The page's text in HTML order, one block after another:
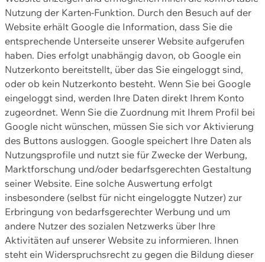
Nutzung der Karten-Funktion. Durch den Besuch auf der
Website erhält Google die Information, dass Sie die
entsprechende Unterseite unserer Website aufgerufen
haben. Dies erfolgt unabhängig davon, ob Google ein
Nutzerkonto bereitstellt, über das Sie eingeloggt sind,
oder ob kein Nutzerkonto besteht. Wenn Sie bei Google
eingeloggt sind, werden Ihre Daten direkt Ihrem Konto
zugeordnet. Wenn Sie die Zuordnung mit Ihrem Profil bei
Google nicht wünschen, müssen Sie sich vor Aktivierung
des Buttons ausloggen. Google speichert Ihre Daten als
Nutzungsprofile und nutzt sie für Zwecke der Werbung,
Marktforschung und/oder bedarfsgerechten Gestaltung
seiner Website. Eine solche Auswertung erfolgt
insbesondere (selbst für nicht eingeloggte Nutzer) zur
Erbringung von bedarfsgerechter Werbung und um
andere Nutzer des sozialen Netzwerks über Ihre
Aktivitäten auf unserer Website zu informieren. Ihnen
steht ein Widerspruchsrecht zu gegen die Bildung dieser